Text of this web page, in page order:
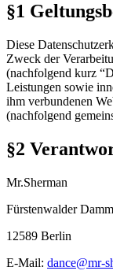
§1
Diese
Zweck der
(nachfolgend kurz
Leistungen sowie
ihm verbundenen
(nachfolgend
§2
Mr.Sherman
Fürstenwalder
12589 Berlin
E-Mail: dance@mr-